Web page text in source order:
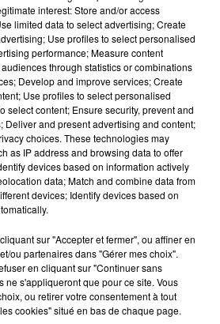
à l’ancien défenseur de l’OGC
peut se sublimer dans les
et redevenir aussi dominatrice
de saison, après un passage
fantasque. Celle que sa
n’en demeure pas moins
prestations de plus en plus
Habib Maïga et Ibrahima
le dernier nommé, Vincent
en ce moment. Il fait de bons
cet enchaînement de matchs,
donner sa chance. ll a profité de
ne suis pas surpris par sa
qu’il a du talent ». Mine de rien,
totalise 11 buts toutes
depuis l’ouverture de la
des rencontres, le jeune joueur
interest: Store and/or access
limited data to select advertising; Create
Use profiles to select personalised
performance; Measure content
through statistics or combinations
Develop and improve services; Create
Use profiles to select personalised
select content; Ensure security, prevent and
Deliver and present advertising and content;
choices. These technologies may
as IP address and browsing data to offer
devices based on information actively
data; Match and combine data from
devices; Identify devices based on
sur "Accepter et fermer", ou affiner en
ou partenaires dans "Gérer mes choix".
en cliquant sur "Continuer sans
ne s'appliqueront que pour ce site. Vous
ou retirer votre consentement à tout
cookies" situé en bas de chaque page.